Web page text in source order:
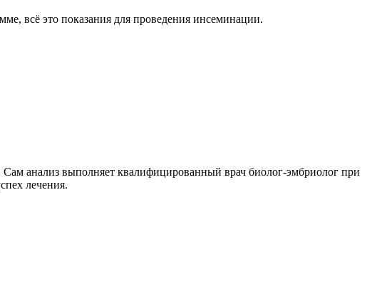
всё это показания для проведения инсеминации.
анализ выполняет квалифицированный врач биолог-эмбриолог при
лечения.